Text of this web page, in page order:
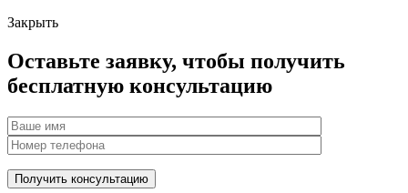
Закрыть
Оставьте заявку, чтобы получить
бесплатную консультацию